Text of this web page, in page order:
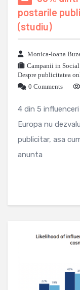
postarile
(studiu)
Monica-Ioana
Campanii in
Despre publicitatea
0 Comments
4 din 5
Europa nu
publicitar, asa
anunta